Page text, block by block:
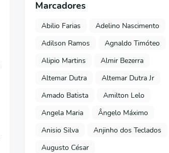
Marcadores
Abilio Farias
Adelino Nascimento
Adilson Ramos
Agnaldo Timóteo
Alipio Martins
Almir Bezerra
Altemar Dutra
Altemar Dutra Jr
Amado Batista
Amilton Lelo
Angela Maria
Ângelo Máximo
Anisio Silva
Anjinho dos Teclados
Augusto César